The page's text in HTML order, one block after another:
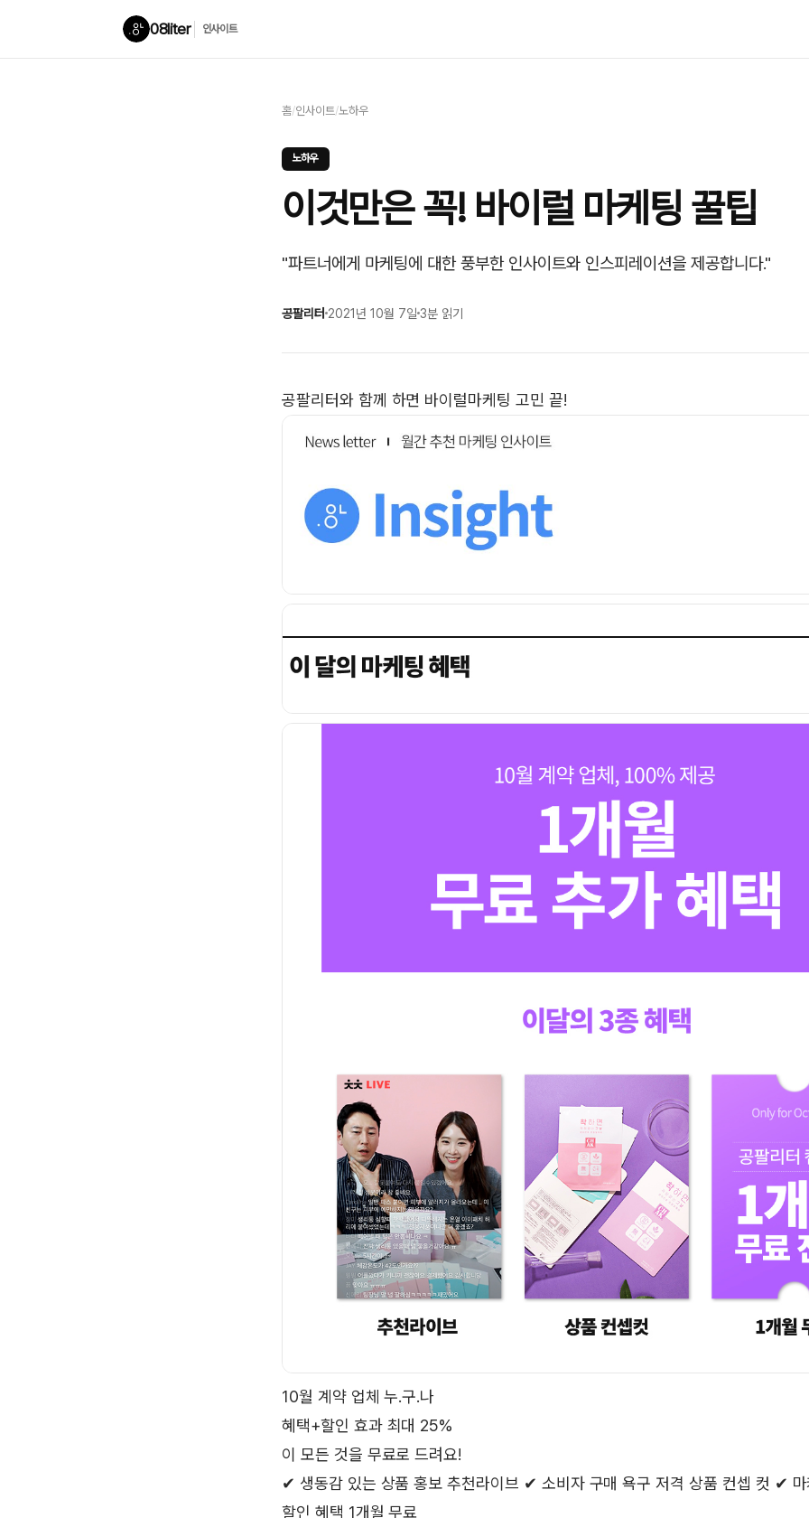
08liter 인사이트
홈/인사이트/노하우
노하우
이것만은 꼭! 바이럴 마케팅 꿀팁
"파트너에게 마케팅에 대한 풍부한 인사이트와 인스피레이션을 제공합니다."
공팔리터 2021년 10월 7일 3분 읽기
공팔리터와 함께 하면 바이럴마케팅 고민 끝!
10월 계약 업체 누.구.나
혜택+할인 효과 최대 25%
이 모든 것을 무료로 드려요!
✔ 생동감 있는 상품 홍보 추천라이브 ✔ 소비자 구매 욕구 저격 상품 컨셉 컷 ✔
할인 혜택 1개월 무료